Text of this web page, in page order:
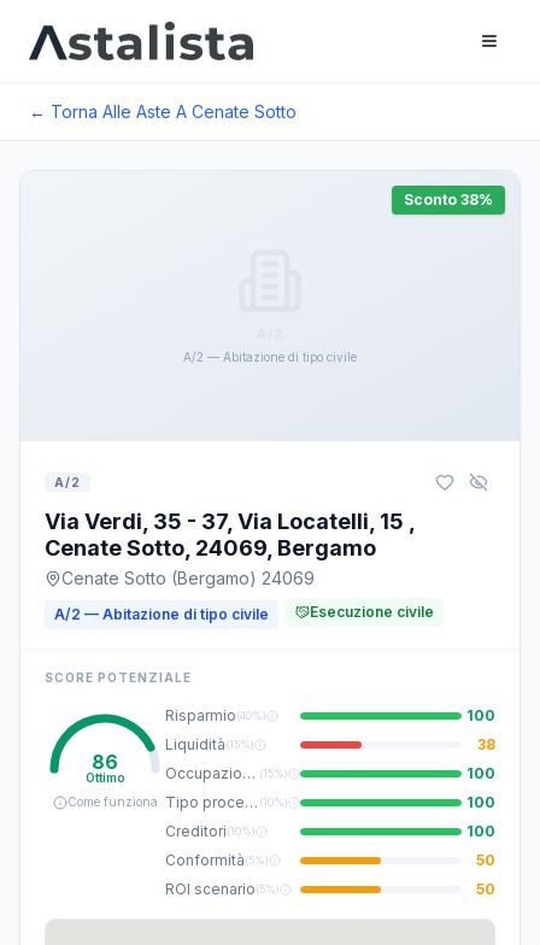
← Torna Alle Aste A Cenate Sotto
A/2 — Abitazione di tipo civile
Sconto 38%
A/2
Via Verdi, 35 - 37, Via Locatelli, 15 ,
Cenate Sotto, 24069, Bergamo
Cenate Sotto (Bergamo) 24069
A/2 — Abitazione di tipo civile Esecuzione civile
SCORE POTENZIALE
86
Ottimo
Come funziona
Risparmio(40%)
100
Liquidità(15%)
38
Occupazione (15%)
100
Tipo procedura (10%)
100
Creditori(10%)
100
Conformità(5%)
50
ROI scenario(5%) 50